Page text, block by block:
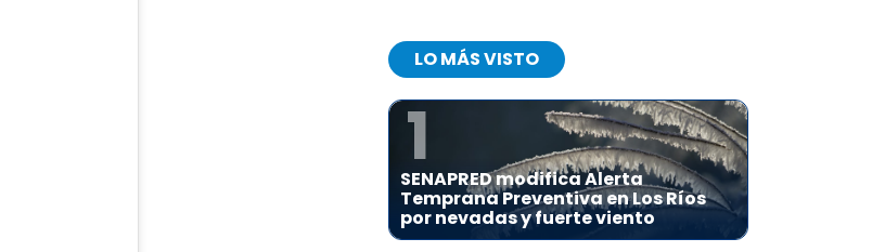
LO MÁS VISTO
1
SENAPRED modifica Alerta
Temprana Preventiva en Los Ríos
por nevadas y fuerte viento